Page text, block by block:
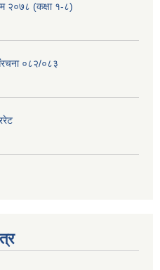
२०७८ (कक्षा १-८)
०८२/०८३